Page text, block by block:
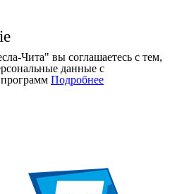
Чита" вы соглашаетесь с тем,
данные с
Подробнее